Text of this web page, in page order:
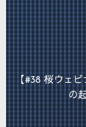
【#38 桜ウェ
の